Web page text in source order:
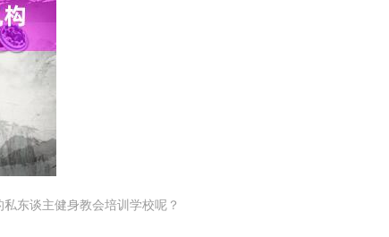
东谈主健身教会培训学校呢？